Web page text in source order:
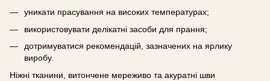
уникати прасування на високих температурах;
використовувати делікатні засоби для прання;
дотримуватися рекомендацій, зазначених на ярлику
виробу.
Ніжні тканини, витончене мереживо та акуратні шви